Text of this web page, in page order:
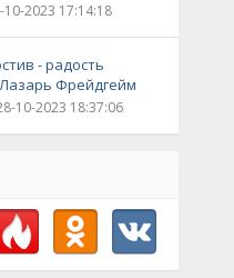
10-2023 17:14:18
- радость
Фрейдгейм
10-2023 18:37:06